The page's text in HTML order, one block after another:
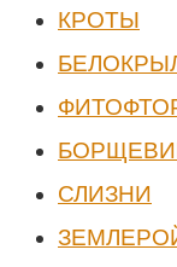
КРОТЫ
СЛИЗНИ